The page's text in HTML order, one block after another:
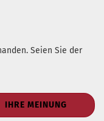
Seien Sie der
IHRE MEINUNG